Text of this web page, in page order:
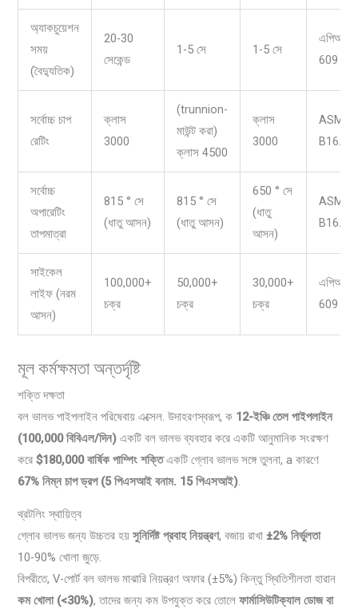
অ্যাকচুয়েশন
সময়
(বৈদ্যুতিক)
20-30
সেকেন্ড
1-5 সে 1-5 সে
এপিআই
609
সর্বোচ্চ চাপ
রেটিং
ক্লাস
3000
(trunnion-
মাউন্ট করা)
ক্লাস 4500
ক্লাস
3000
ASME
B16.34
সর্বোচ্চ
অপারেটিং
তাপমাত্রা
815 ° সে
(ধাতু আসন)
815 ° সে
(ধাতু আসন)
650 ° সে
(ধাতু
আসন)
ASME
B16.34
সাইকেল
লাইফ (নরম
আসন)
100,000+
চক্র
50,000+
চক্র
30,000+
চক্র
এপিআই
609
মূল কর্মক্ষমতা অন্তর্দৃষ্টি
শক্তি দক্ষতা
বল ভালভ পাইপলাইন পরিষেবায় এক্সেল. উদাহরণস্বরূপ, ক 12-ইঞ্চি তেল পাইপলাইন
(100,000 বিবিএল/দিন) একটি বল ভালভ ব্যবহার করে একটি আনুমানিক সংরক্ষণ
করে$180,000 বার্ষিক পাম্পিং শক্তিএকটি গ্লোব ভালভ সঙ্গে তুলনা, a কারণে
67% নিম্ন চাপ ড্রপ (5 পিএসআই বনাম. 15 পিএসআই).
থ্রটলিং স্থায়িত্ব
গ্লোব ভালভ জন্য উচ্চতর হয়সুনির্দিষ্ট প্রবাহ নিয়ন্ত্রণ, বজায় রাখা±2% নির্ভুলতা
10-90% খোলা জুড়ে.
বিপরীতে, V-পোর্ট বল ভালভ মাঝারি নিয়ন্ত্রণ অফার (±5%) কিন্তু স্থিতিশীলতা হারান
কম খোলা (<30%), তাদের জন্য কম উপযুক্ত করে তোলেফার্মাসিউটিক্যাল ডোজ বা